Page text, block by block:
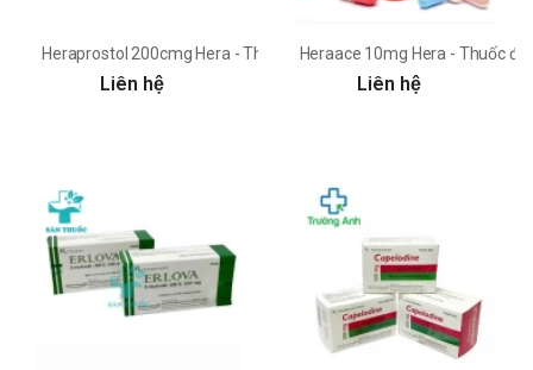
Heraprostol 200cmg Hera - Thuốc trị viêm loét dạ dày tá tràng
Liên hệ
Heraace 10mg Hera - Thuốc
Liên hệ